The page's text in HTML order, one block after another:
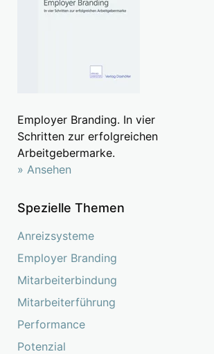
Employer Branding. In vier
Schritten zur erfolgreichen
Arbeitgebermarke.
» Ansehen
Spezielle Themen
Anreizsysteme
Employer Branding
Mitarbeiterbindung
Mitarbeiterführung
Performance
Potenzial